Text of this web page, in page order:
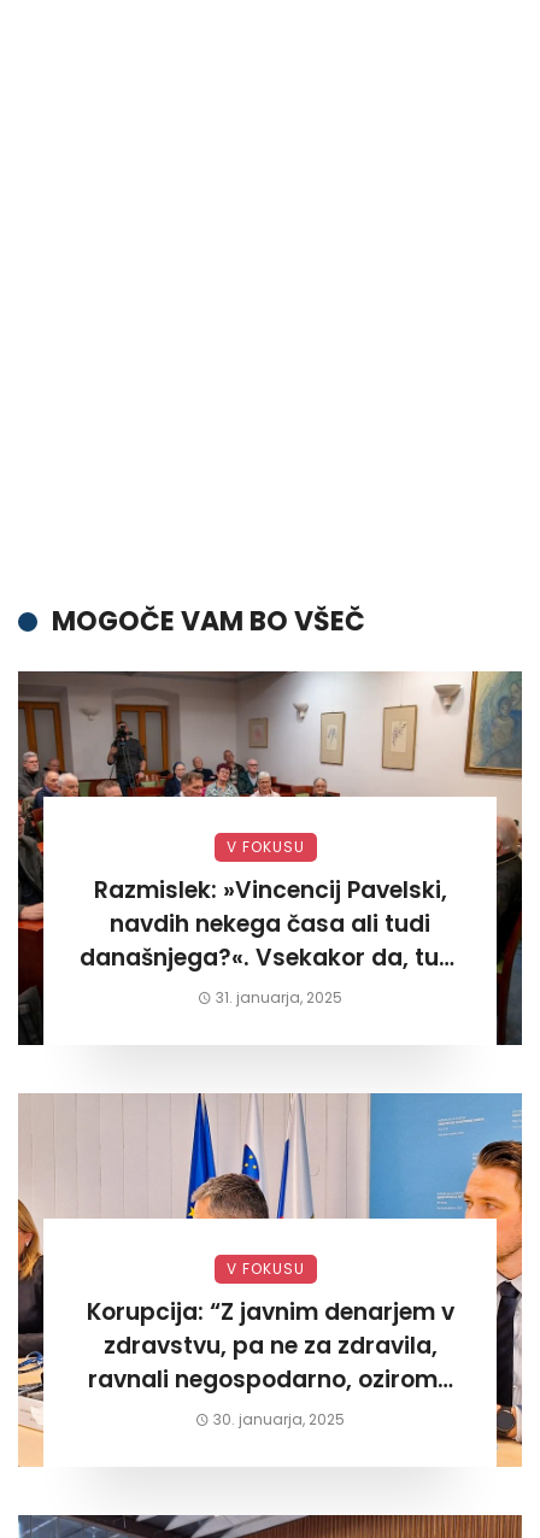
MOGOČE VAM BO VŠEČ
V FOKUSU
Razmislek: »Vincencij Pavelski,
navdih nekega časa ali tudi
današnjega?«. Vsekakor da, tudi
današnjega«
31. januarja, 2025
V FOKUSU
Korupcija: “Z javnim denarjem v
zdravstvu, pa ne za zdravila,
ravnali negospodarno, oziroma
za lastni žep. Tokrat na Žalskem«
30. januarja, 2025